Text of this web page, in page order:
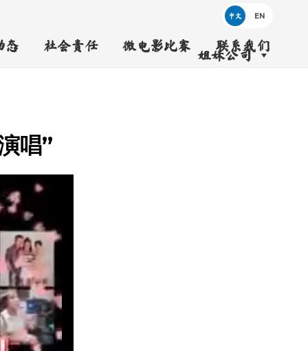
中文
态 社会责任 微电影比赛 联系我们
姐妹公司
唱”